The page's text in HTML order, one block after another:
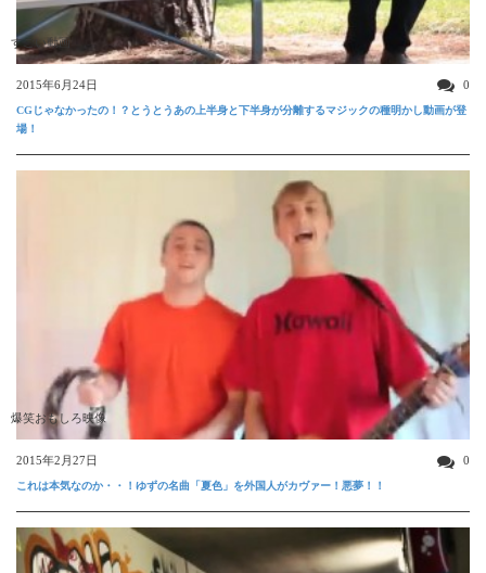
すごい動画
2015年6月24日 0
CGじゃなかったの！？とうとうあの上半身と下半身が分離するマジックの種明かし動画が登
場！
爆笑おもしろ映像
2015年2月27日 0
これは本気なのか・・！ゆずの名曲「夏色」を外国人がカヴァー！悪夢！！